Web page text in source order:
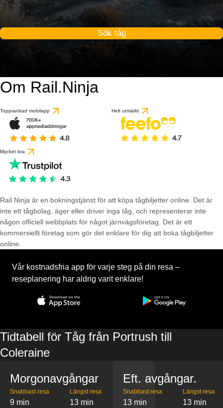
Sök tåg
Om Rail.Ninja
Topprankad mobilapp Helt utmärkt
Mycket bra
Rail Ninja är en bokningstjänst för att köpa tågbiljetter online. Det är
inte ett tågbolag, äger eller driver inga tåg, och representerar inte
någon officiell webbplats för något järnvägsföretag. Det är ett
kommersiellt företag som gör det enklare för dig att boka tågbiljetter
online.
Vår kostnadsfria app för varje steg på din resa –
reseplanering har aldrig varit enklare!
Tidtabell för Tåg från Portrush till
Coleraine
Morgonavgångar
Snabbast resa
9 min
Längst resa
13 min
Eft. avgångar.
Snabbast resa
13 min
Längst resa
13 min